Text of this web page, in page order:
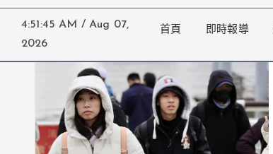
4:51:46 AM / Aug 07,
2026
首頁 即時報導